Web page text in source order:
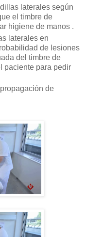
laterales según
el timbre de
higiene de manos .
laterales en
de lesiones
del timbre de
paciente para pedir
de